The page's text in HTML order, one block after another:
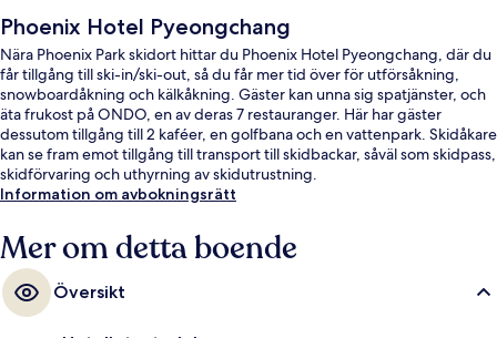
Phoenix Hotel Pyeongchang
Nära Phoenix Park skidort hittar du Phoenix Hotel Pyeongchang, där du
får tillgång till ski-in/ski-out, så du får mer tid över för utförsåkning,
snowboardåkning och kälkåkning. Gäster kan unna sig spatjänster, och
äta frukost på ONDO, en av deras 7 restauranger. Här har gäster
dessutom tillgång till 2 kaféer, en golfbana och en vattenpark. Skidåkare
kan se fram emot tillgång till transport till skidbackar, såväl som skidpass,
skidförvaring och uthyrning av skidutrustning.
Information om avbokningsrätt
Mer om detta boende
Översikt